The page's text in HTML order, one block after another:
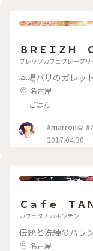
ＢＲＥＩＺＨ
Ｅ セントラル
ブレッツカフェクレープ
本場パリのガレッ
名古屋
ごはん
#marron🌰 #
2017.04.30
Ｃａｆｅ ＴＡ
カフェタナカホンテン
伝統と洗練のバラ
名古屋